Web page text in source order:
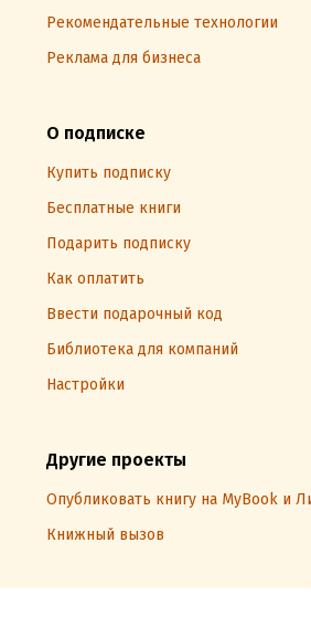
Рекомендательные технологии
Реклама для бизнеса
О подписке
Купить подписку
Бесплатные книги
Подарить подписку
Как оплатить
Ввести подарочный код
Библиотека для компаний
Настройки
Другие проекты
Опубликовать книгу на MyBook и
Книжный вызов